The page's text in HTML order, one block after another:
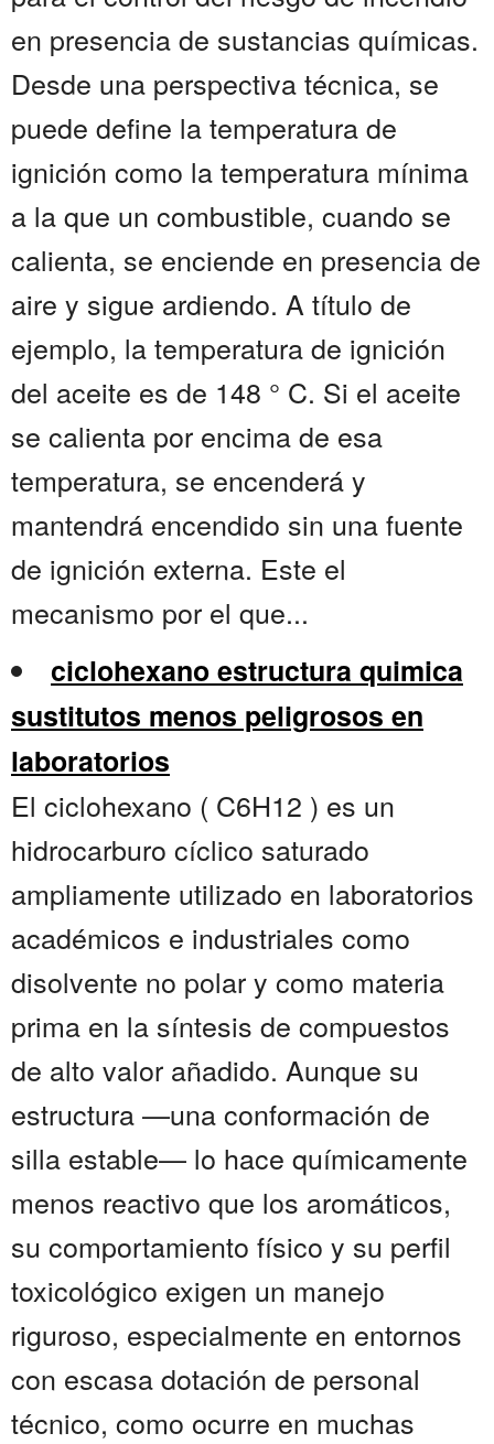
en presencia de sustancias químicas.
Desde una perspectiva técnica, se
puede define la temperatura de
ignición como la temperatura mínima
a la que un combustible, cuando se
calienta, se enciende en presencia de
aire y sigue ardiendo. A título de
ejemplo, la temperatura de ignición
del aceite es de 148 ° C. Si el aceite
se calienta por encima de esa
temperatura, se encenderá y
mantendrá encendido sin una fuente
de ignición externa. Este el
mecanismo por el que...
ciclohexano estructura quimica
sustitutos menos peligrosos en
laboratorios
El ciclohexano ( C6H12 ) es un
hidrocarburo cíclico saturado
ampliamente utilizado en laboratorios
académicos e industriales como
disolvente no polar y como materia
prima en la síntesis de compuestos
de alto valor añadido. Aunque su
estructura —una conformación de
silla estable— lo hace químicamente
menos reactivo que los aromáticos,
su comportamiento físico y su perfil
toxicológico exigen un manejo
riguroso, especialmente en entornos
con escasa dotación de personal
técnico, como ocurre en muchas